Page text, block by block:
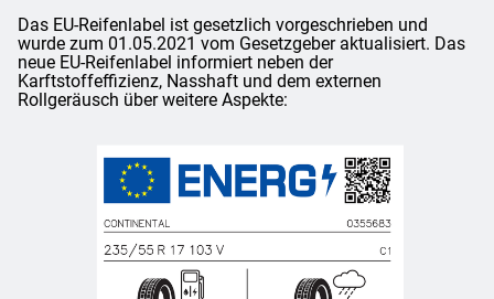
Das EU-Reifenlabel ist gesetzlich vorgeschrieben und
wurde zum 01.05.2021 vom Gesetzgeber aktualisiert. Das
neue EU-Reifenlabel informiert neben der
Karftstoffeffizienz, Nasshaft und dem externen
Rollgeräusch über weitere Aspekte: